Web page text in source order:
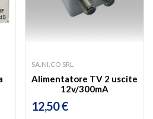
SA.NI.CO SRL
Alimentatore TV 2 uscite
12v/300mA
12,50 €